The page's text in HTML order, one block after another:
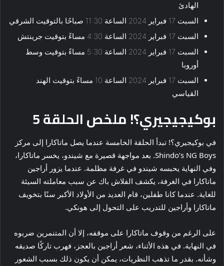
الهادئ
السبت 17 فبراير 2024 الساعة 11:30 صباحًا بالتوقيت الشرقي
السبت 17 فبراير 2024 الساعة 4:30 مساءً بتوقيت جرينتش
السبت 17 فبراير 2024 الساعة 5:30 مساءً بتوقيت وسط
أوروبا
السبت 17 فبراير 2024 الساعة 10 مساءً بتوقيت الهند
القياسي
بوكيجيجيري؟! ملخص الحلقة 5
في بوكيجيري؟! تبدأ الحلقة الخامسة عندما يصل ماتاكارا إلى مركز
Shindo’s NG Boys. بعد مواجهة قصيرة مع شيندو، يخسر ماتاكارا،
وفي النهاية يحبسه شيندو في غرفة مظلمة. عندما يزور أراجين
ماتاكارا في الغرفة، يكشف الفلاش باك عن سبب معاملته السيئة
للغاية. عندما كانا طفلين، قام العديد من الأولاد الأكبر سنًا بتخويف
ماتاكارا وأراجين للتدريب على التحول إلى هونكي.
على الرغم من وقوف ماتاكارا على موقفه، إلا أن المتنمرين ضربوه
في النهاية. في هذه الأثناء، شعر أراجين بالعجز، فهرب تاركًا صديقه
وشأنه. بقدر ما تذهب النظريات، يمكن أن يكون ذلك بسبب الشعور